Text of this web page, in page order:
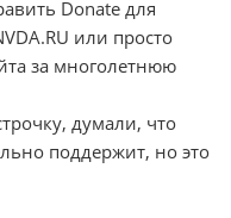
Donate для
или просто
за многолетнюю
думали, что
поддержит, но это